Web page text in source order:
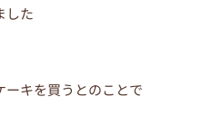
した
キを買うとのことで